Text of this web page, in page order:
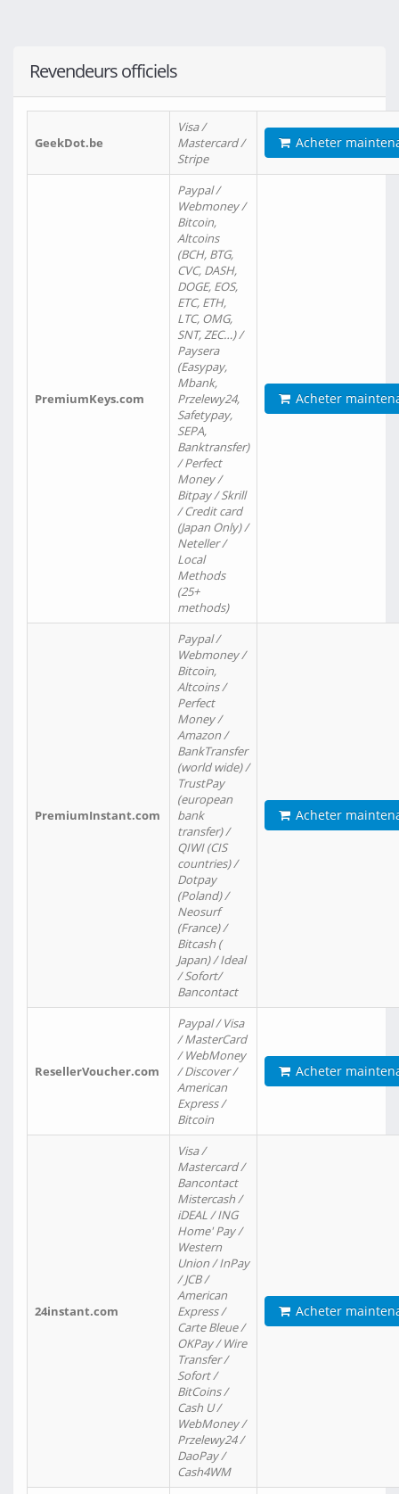
Revendeurs officiels
GeekDot.be
Visa /
Mastercard /
Stripe
Acheter
PremiumKeys.com
Paypal /
Webmoney /
Bitcoin,
Altcoins
(BCH, BTG,
CVC, DASH,
DOGE, EOS,
ETC, ETH,
LTC, OMG,
SNT, ZEC…) /
Paysera
(Easypay,
Mbank,
Przelewy24,
Safetypay,
SEPA,
Banktransfer)
/ Perfect
Money /
Bitpay / Skrill
/ Credit card
(Japan Only) /
Neteller /
Local
Methods
(25+
methods)
Acheter
PremiumInstant.com
Paypal /
Webmoney /
Bitcoin,
Altcoins /
Perfect
Money /
Amazon /
BankTransfer
(world wide) /
TrustPay
(european
bank
transfer) /
QIWI (CIS
countries) /
Dotpay
(Poland) /
Neosurf
(France) /
Bitcash (
Japan) / Ideal
/ Sofort/
Bancontact
Acheter
ResellerVoucher.com
Paypal / Visa
/ MasterCard
/ WebMoney
/ Discover /
American
Express /
Bitcoin
Acheter
24instant.com
Visa /
Mastercard /
Bancontact
Mistercash /
iDEAL / ING
Home' Pay /
Western
Union / InPay
/ JCB /
American
Express /
Carte Bleue /
OKPay / Wire
Transfer /
Sofort /
BitCoins /
Cash U /
WebMoney /
Przelewy24 /
DaoPay /
Cash4WM
Acheter